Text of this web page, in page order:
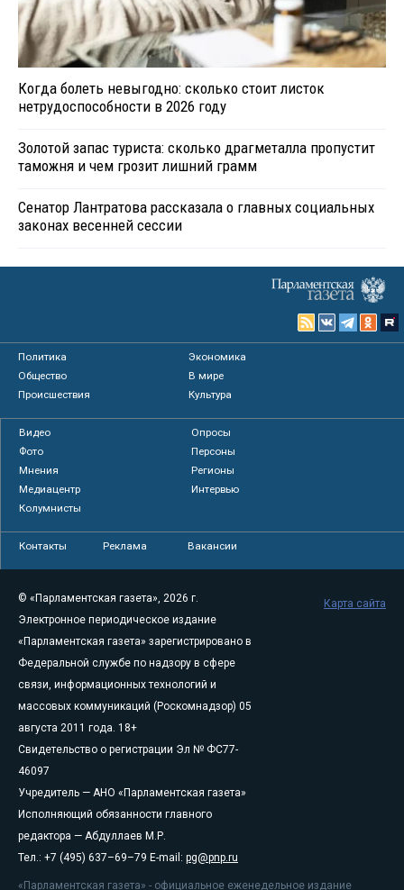
Когда болеть невыгодно: сколько стоит листок
нетрудоспособности в 2026 году
Золотой запас туриста: сколько драгметалла пропустит
таможня и чем грозит лишний грамм
Сенатор Лантратова рассказала о главных социальных
законах весенней сессии
Политика
Экономика
Общество
В мире
Происшествия
Культура
Видео
Опросы
Фото
Персоны
Мнения
Регионы
Медиацентр
Интервью
Колумнисты
Контакты Реклама Вакансии
© «Парламентская газета», 2026 г.
Электронное периодическое издание
«Парламентская газета» зарегистрировано в
Федеральной службе по надзору в сфере
связи, информационных технологий и
массовых коммуникаций (Роскомнадзор) 05
августа 2011 года. 18+
Свидетельство о регистрации Эл № ФС77-
46097
Учредитель — АНО «Парламентская газета»
Исполняющий обязанности главного
редактора — Абдуллаев М.Р.
Тел.: +7 (495) 637–69–79 E-mail: pg@pnp.ru
«Парламентская газета» - официальное еженедельное издание
Карта сайта